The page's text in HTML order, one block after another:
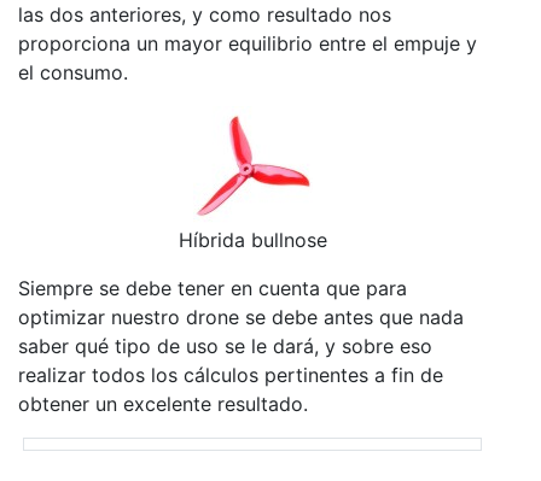
las dos anteriores, y como resultado nos
proporciona un mayor equilibrio entre el empuje y
el consumo.
Híbrida bullnose
Siempre se debe tener en cuenta que para
optimizar nuestro drone se debe antes que nada
saber qué tipo de uso se le dará, y sobre eso
realizar todos los cálculos pertinentes a fin de
obtener un excelente resultado.